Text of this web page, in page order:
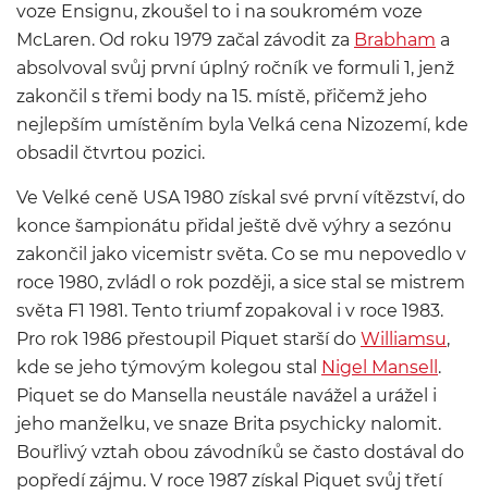
voze Ensignu, zkoušel to i na soukromém voze
McLaren. Od roku 1979 začal závodit za Brabham a
absolvoval svůj první úplný ročník ve formuli 1, jenž
zakončil s třemi body na 15. místě, přičemž jeho
nejlepším umístěním byla Velká cena Nizozemí, kde
obsadil čtvrtou pozici.
Ve Velké ceně USA 1980 získal své první vítězství, do
konce šampionátu přidal ještě dvě výhry a sezónu
zakončil jako vicemistr světa. Co se mu nepovedlo v
roce 1980, zvládl o rok později, a sice stal se mistrem
světa F1 1981. Tento triumf zopakoval i v roce 1983.
Pro rok 1986 přestoupil Piquet starší do Williamsu,
kde se jeho týmovým kolegou stal Nigel Mansell .
Piquet se do Mansella neustále navážel a urážel i
jeho manželku, ve snaze Brita psychicky nalomit.
Bouřlivý vztah obou závodníků se často dostával do
popředí zájmu. V roce 1987 získal Piquet svůj třetí